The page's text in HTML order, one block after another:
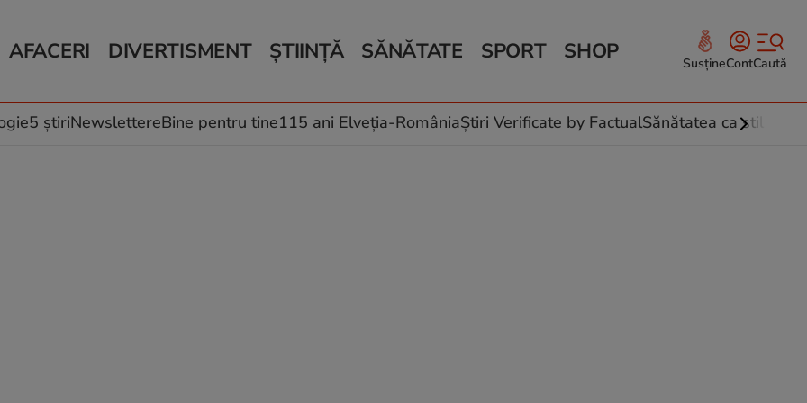
AFACERI
Auto
Locuri de muncă
DIVERTISMENT
Horoscop
Muzică și Filme
ȘTIINȚĂ
Schimbări climatice
SĂNĂTATE
Relații
Rețete culinare
SPORT SHOP SusțineContCaută
5 știriNewslettereBine pentru tine115 ani Elveția-RomâniaȘtiri Verificate by FactualSănătatea ca stil de